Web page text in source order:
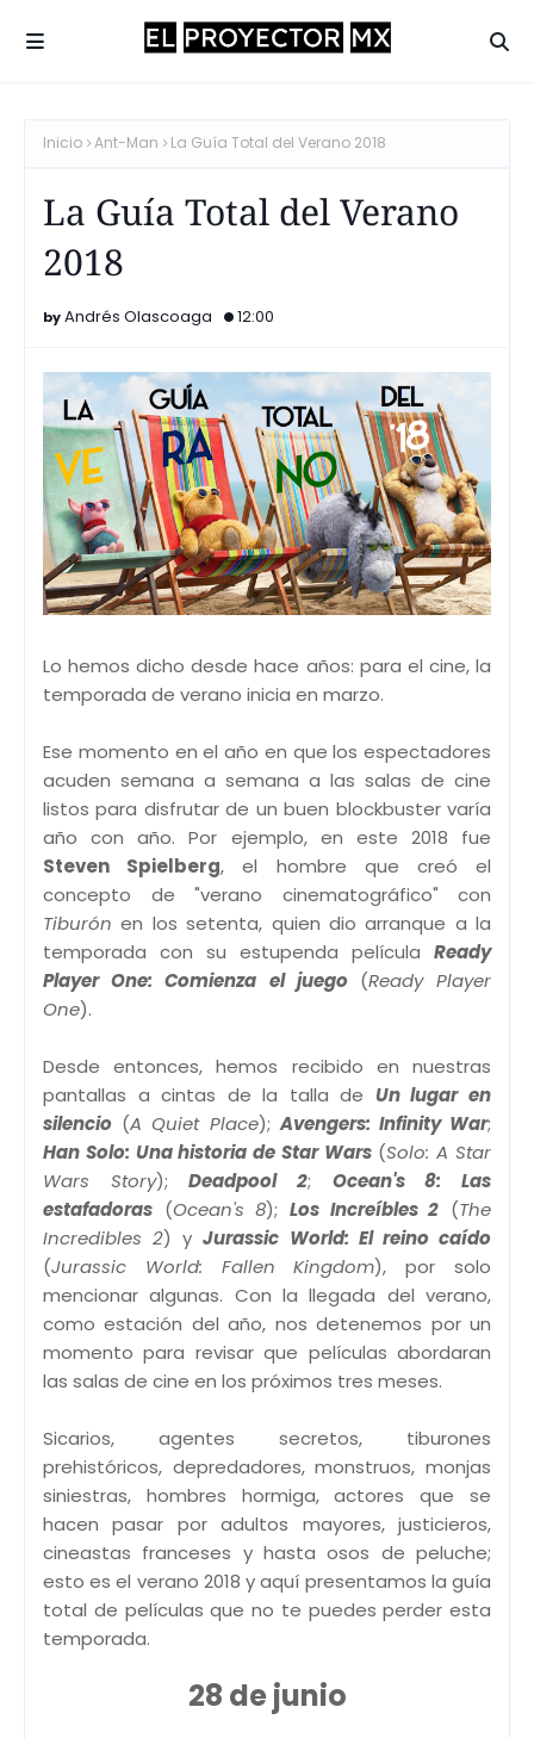
Inicio Ant-Man La Guía Total del Verano 2018
La Guía Total del Verano
2018
Andrés Olascoaga 12:00
Lo hemos dicho desde hace años: para el cine, la
temporada de verano inicia en marzo.
Ese momento en el año en que los espectadores
acuden semana a semana a las salas de cine
listos para disfrutar de un buen blockbuster varía
año con año. Por ejemplo, en este 2018 fue
Steven Spielberg, el hombre que creó el
concepto de "verano cinematográfico" con
Tiburón en los setenta, quien dio arranque a la
temporada con su estupenda película Ready
Player One: Comienza el juego (Ready Player
One).
Desde entonces, hemos recibido en nuestras
pantallas a cintas de la talla de Un lugar en
silencio (A Quiet Place);Avengers: Infinity War;
Han Solo: Una historia de Star Wars(Solo: A Star
Wars Story);Deadpool 2; Ocean's 8: Las
estafadoras (Ocean's 8);Los Increíbles 2 (The
Incredibles 2) yJurassic World: El reino caído
(Jurassic World: Fallen Kingdom), por solo
mencionar algunas. Con la llegada del verano,
como estación del año, nos detenemos por un
momento para revisar que películas abordaran
las salas de cine en los próximos tres meses.
Sicarios, agentes secretos, tiburones
prehistóricos, depredadores, monstruos, monjas
siniestras, hombres hormiga, actores que se
hacen pasar por adultos mayores, justicieros,
cineastas franceses y hasta osos de peluche;
esto es el verano 2018 y aquí presentamos la guía
total de películas que no te puedes perder esta
temporada.
28 de junio